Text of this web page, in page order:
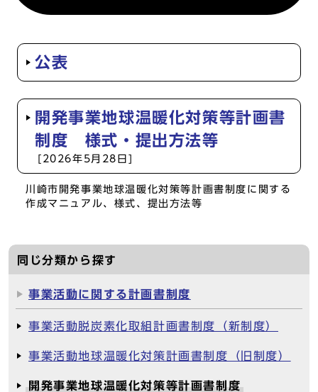
公表
開発事業地球温暖化対策等計画書
制度 様式・提出方法等
[2026年5月28日]
川崎市開発事業地球温暖化対策等計画書制度に関する
作成マニュアル、様式、提出方法等
同じ分類から探す
事業活動に関する計画書制度
事業活動脱炭素化取組計画書制度（新制度）
事業活動地球温暖化対策計画書制度（旧制度）
開発事業地球温暖化対策等計画書制度